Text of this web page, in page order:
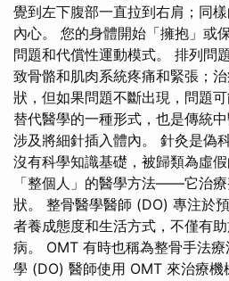
覺到左下腹部一直拉到右肩；同
內心。 您的身體開始「擁抱」或
問題和代償性運動模式。 排列問
致骨骼和肌肉系統疼痛和緊張；
狀，但如果問題不斷出現，問題
替代醫學的一種形式，也是傳統
涉及將細針插入體內。 針灸是偽
沒有科學知識基礎，被歸類為虛
「整個人」的醫學方法——它治
狀。 整骨醫學醫師 (DO) 專注於
者養成態度和生活方式，不僅有
病。 OMT 有時也稱為整骨手法
學 (DO) 醫師使用 OMT 來治療機